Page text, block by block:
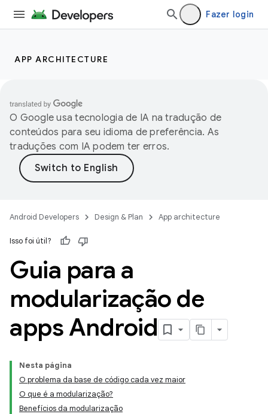
Fazer login
APP ARCHITECTURE
O Google usa tecnologia de IA na tradução de
conteúdos para seu idioma de preferência. As
traduções com IA podem ter erros.
Android Developers Design & Plan App architecture
Isso foi útil?
Guia para a
modularização de
apps Android
Nesta página
O problema da base de código cada vez maior
O que é a modularização?
Benefícios da modularização